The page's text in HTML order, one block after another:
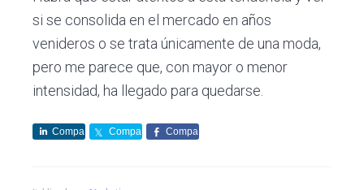
si se consolida en el mercado en años
venideros o se trata únicamente de una moda,
pero me parece que, con mayor o menor
intensidad, ha llegado para quedarse.
Compa
Compa
Compa